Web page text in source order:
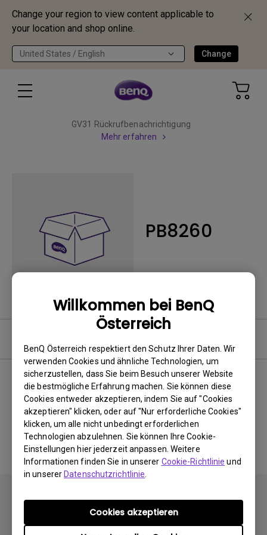
Change your region to view content applicable to
your location and shop online.
United States / English Change
Willkommen bei BenQ
Österreich
BenQ Österreich respektiert den Schutz Ihrer Daten. Wir
verwenden Cookies und ähnliche Technologien, um
sicherzustellen, dass Sie beim Besuch unserer Website
die bestmögliche Erfahrung machen. Sie können diese
Cookies entweder akzeptieren, indem Sie auf "Cookies
akzeptieren" klicken, oder auf "Nur erforderliche Cookies"
klicken, um alle nicht unbedingt erforderlichen
Technologien abzulehnen. Sie können Ihre Cookie-
Einstellungen hier jederzeit anpassen. Weitere
Informationen finden Sie in unserer Cookie-Richtlinie und
in unsererDatenschutzrichtlinie
Cookies akzeptieren
GV31 Rückrufbenachrichtigung
Mehr erfahren
PB8260
Keine zugehörigen Software
&amp; Treiber